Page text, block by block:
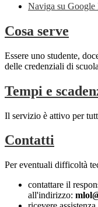
Naviga su Google
Cosa serve
Essere uno studente,
delle credenziali di
Tempi e
Il servizio è attivo per
Contatti
Per eventuali difficoltà
contattare il
all'indirizzo: